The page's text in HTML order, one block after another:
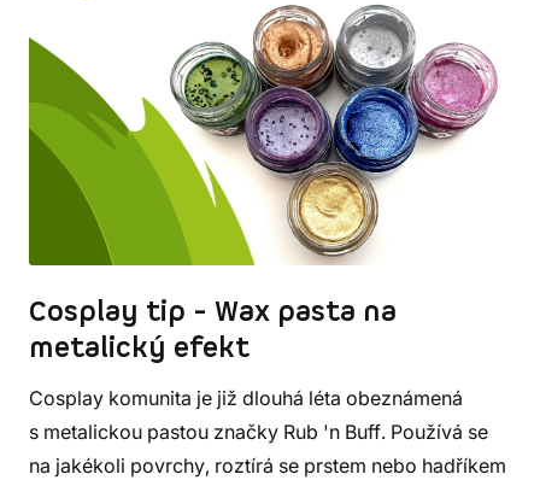
Cosplay tip - Wax pasta na
metalický efekt
Cosplay komunita je již dlouhá léta obeznámená
s metalickou pastou značky Rub 'n Buff. Používá se
na jakékoli povrchy, roztírá se prstem nebo hadříkem